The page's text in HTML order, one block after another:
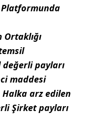
Platformunda
Ortaklığı
değerli payları
maddesi
Halka arz edilen
Şirket payları